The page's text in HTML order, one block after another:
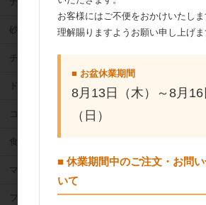
砂糖
チョコレート
ドライフルーツ
食用油
マーガリン
フィリング
お客様にはご不便をおかけいたし
理解賜りますようお願い申し上げま
■ お盆休業期間
8月13日（木）～8月16
（日）
■ 休業期間中のご注文・お問
いて